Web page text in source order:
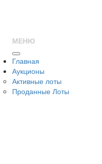
МЕНЮ
Главная
Аукционы
Активные лоты
Проданные Лоты